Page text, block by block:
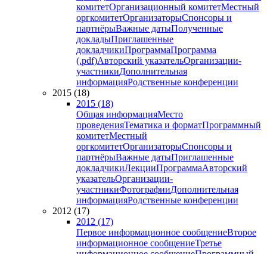
комитетОрганизационный комитетМестный
оргкомитетОрганизаторыСпонсоры и
партнёрыВажные датыПолученные
докладыПриглашенные
докладчикиПрограммаПрограмма
(.pdf)Авторский указательОрганизации-
участникиДополнительная
информацияРодственные конференции
2015 (18)
2015 (18)
Общая информацияМесто
проведенияТематика и форматПрограммный
комитетМестный
оргкомитетОрганизаторыСпонсоры и
партнёрыВажные датыПриглашенные
докладчикиЛекцииПрограммаАвторский
указательОрганизации-
участникиФотографииДополнительная
информацияРодственные конференции
2012 (17)
2012 (17)
Первое информационное сообщениеВторое
информационное сообщениеТретье